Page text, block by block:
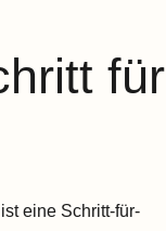
für
eine Schritt-für-